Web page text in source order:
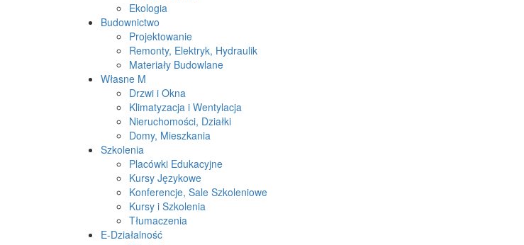
Ekologia
Budownictwo
Projektowanie
Remonty, Elektryk, Hydraulik
Materiały Budowlane
Własne M
Drzwi i Okna
Klimatyzacja i Wentylacja
Nieruchomości, Działki
Domy, Mieszkania
Szkolenia
Placówki Edukacyjne
Kursy Językowe
Konferencje, Sale Szkoleniowe
Kursy i Szkolenia
Tłumaczenia
E-Działalność